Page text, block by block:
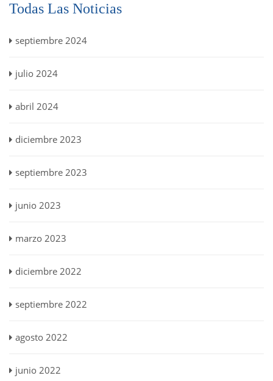
Todas Las Noticias
septiembre 2024
julio 2024
abril 2024
diciembre 2023
septiembre 2023
junio 2023
marzo 2023
diciembre 2022
septiembre 2022
agosto 2022
junio 2022